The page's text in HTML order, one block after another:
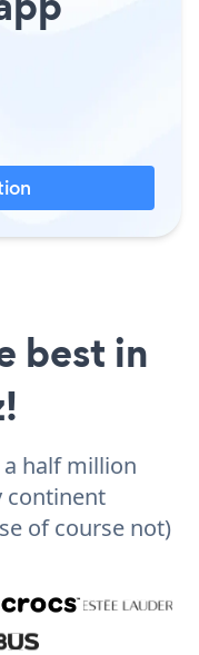
best in
a half million
continent
of course not)